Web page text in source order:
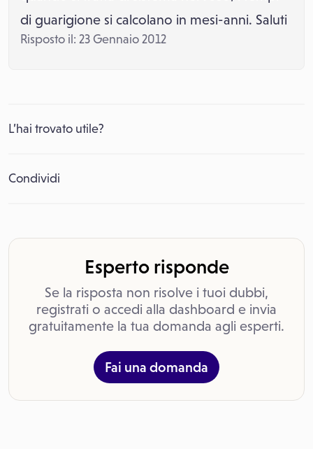
di guarigione si calcolano in mesi-anni. Saluti
Risposto il: 23 Gennaio 2012
L’hai trovato utile?
Condividi
Esperto risponde
Se la risposta non risolve i tuoi dubbi,
registrati o accedi alla dashboard e invia
gratuitamente la tua domanda agli esperti.
Fai una domanda